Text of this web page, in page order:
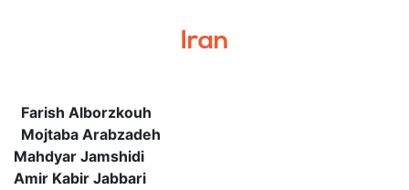
Iran
Farish Alborzkouh
Mojtaba Arabzadeh
Mahdyar Jamshidi
Amir Kabir Jabbari